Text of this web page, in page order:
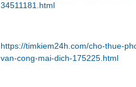
34511181.html
https://timkiem24h.com/cho-thue-
van-cong-mai-dich-175225.html